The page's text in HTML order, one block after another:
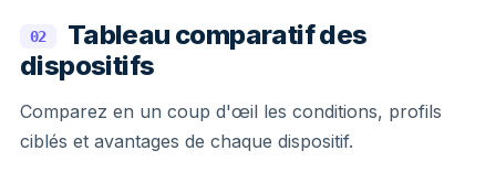
02
Tableau comparatif des
dispositifs
Comparez en un coup d'œil les conditions, profils
ciblés et avantages de chaque dispositif.